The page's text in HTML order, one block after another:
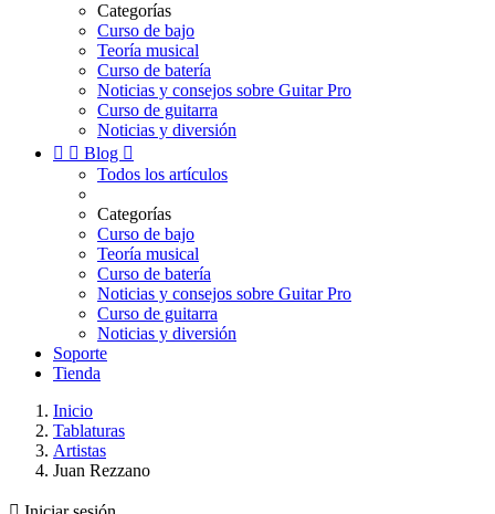
Categorías
Curso de bajo
Teoría musical
Curso de batería
Noticias y consejos sobre Guitar Pro
Curso de guitarra
Noticias y diversión
  Blog 
Todos los artículos
Categorías
Curso de bajo
Teoría musical
Curso de batería
Noticias y consejos sobre Guitar Pro
Curso de guitarra
Noticias y diversión
Soporte
Tienda
Inicio
Tablaturas
Artistas
Juan Rezzano